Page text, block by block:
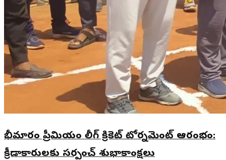
భీమారం ప్రీమియం లీగ్ క్రికెట్ టోర్నమెంట్ ఆరంభం:
క్రీడాకారులకు సర్పంచ్ శుభాకాంక్షలు